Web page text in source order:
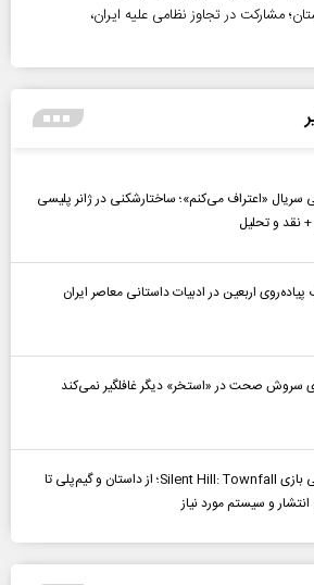
مشارکت در تجاوز نظامی علیه ایران،
سریال «اعتراف می‌کنم»؛ ساختارشکنی در ژانر پلیسی
+ نقد و تحلیل
پیاده‌روی اربعین در ادبیات داستانی معاصر ایران
سروش صحت در «استخر» دیگر غافلگیر نمی‌کند
بررسی بازی Silent Hill: Townfall؛ از داستان و گیم‌پلی تا
انتشار و سیستم مورد نیاز